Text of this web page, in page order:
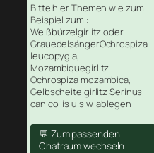
Bitte hier Themen wie zum
Beispiel zum :
Weißbürzelgirlitz oder
GrauedelsängerOchrospiza
leucopygia,
Mozambiquegirlitz
Ochrospiza mozambica,
Gelbscheitelgirlitz Serinus
canicollis u.s.w. ablegen
💬 Zum passenden
Chatraum wechseln